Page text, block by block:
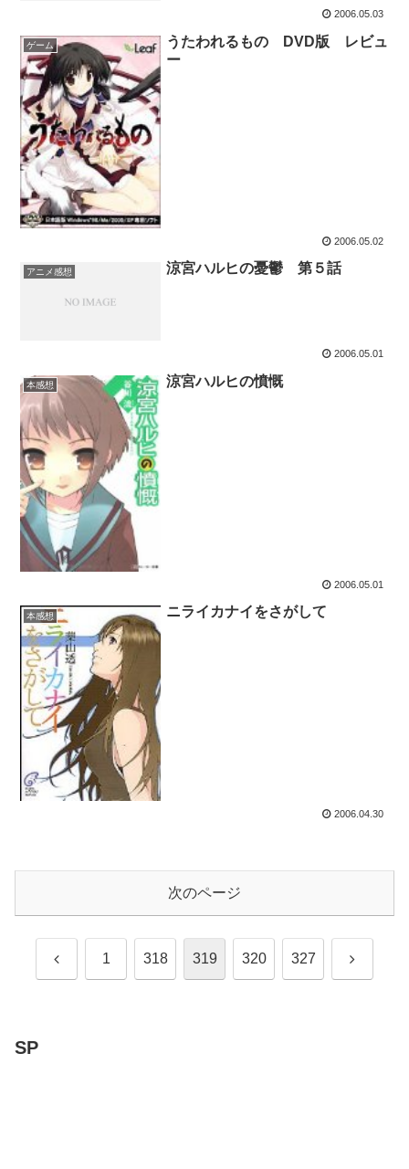
2006.05.03
ゲーム
うたわれるもの DVD版 レビュ
ー
2006.05.02
アニメ感想 涼宮ハルヒの憂鬱 第５話
2006.05.01
本感想 涼宮ハルヒの憤慨
2006.05.01
本感想 ニライカナイをさがして
2006.04.30
次のページ
前 1 318 319 320 327 次
SP